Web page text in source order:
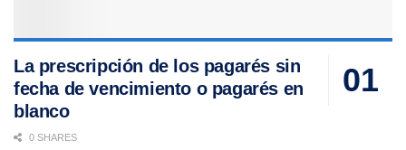
La prescripción de los pagarés sin
fecha de vencimiento o pagarés en
blanco
0 SHARES